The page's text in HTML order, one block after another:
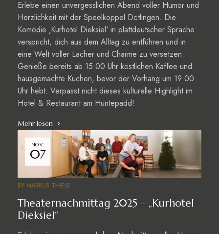
Erlebe einen unvergesslichen Abend voller Humor und
Herzlichkeit mit der Speelkoppel Dötlingen. Die
Komödie ‚Kurhotel Dieksiel‘ in plattdeutscher Sprache
verspricht, dich aus dem Alltag zu entführen und in
eine Welt voller Lacher und Charme zu versetzen.
Genieße bereits ab 15:00 Uhr köstlichen Kaffee und
hausgemachte Kuchen, bevor der Vorhang um 19:00
Uhr hebt. Verpasst nicht dieses kulturelle Highlight im
Hotel & Restaurant am Huntepadd!
Mehr lesen
NOV.
07
BY MARKUS THIELE
Theaternachmittag 2025 – „Kurhotel
Dieksiel“